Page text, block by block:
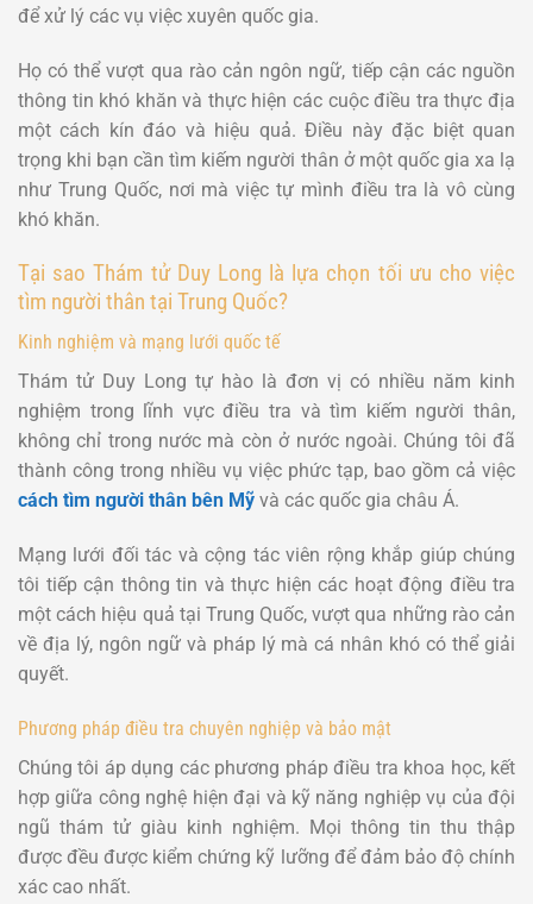
để xử lý các vụ việc xuyên quốc gia.
Họ có thể vượt qua rào cản ngôn ngữ, tiếp cận các nguồn
thông tin khó khăn và thực hiện các cuộc điều tra thực địa
một cách kín đáo và hiệu quả. Điều này đặc biệt quan
trọng khi bạn cần tìm kiếm người thân ở một quốc gia xa lạ
như Trung Quốc, nơi mà việc tự mình điều tra là vô cùng
khó khăn.
Tại sao Thám tử Duy Long là lựa chọn tối ưu cho việc
tìm người thân tại Trung Quốc?
Kinh nghiệm và mạng lưới quốc tế
Thám tử Duy Long tự hào là đơn vị có nhiều năm kinh
nghiệm trong lĩnh vực điều tra và tìm kiếm người thân,
không chỉ trong nước mà còn ở nước ngoài. Chúng tôi đã
thành công trong nhiều vụ việc phức tạp, bao gồm cả việc
cách tìm người thân bên Mỹ và các quốc gia châu Á.
Mạng lưới đối tác và cộng tác viên rộng khắp giúp chúng
tôi tiếp cận thông tin và thực hiện các hoạt động điều tra
một cách hiệu quả tại Trung Quốc, vượt qua những rào cản
về địa lý, ngôn ngữ và pháp lý mà cá nhân khó có thể giải
quyết.
Phương pháp điều tra chuyên nghiệp và bảo mật
Chúng tôi áp dụng các phương pháp điều tra khoa học, kết
hợp giữa công nghệ hiện đại và kỹ năng nghiệp vụ của đội
ngũ thám tử giàu kinh nghiệm. Mọi thông tin thu thập
được đều được kiểm chứng kỹ lưỡng để đảm bảo độ chính
xác cao nhất.